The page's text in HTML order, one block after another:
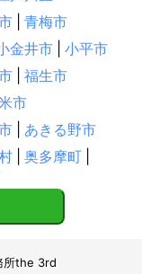
青梅市
金井市
小平市
福生市
市
あきる野市
奥多摩町
所the 3rd